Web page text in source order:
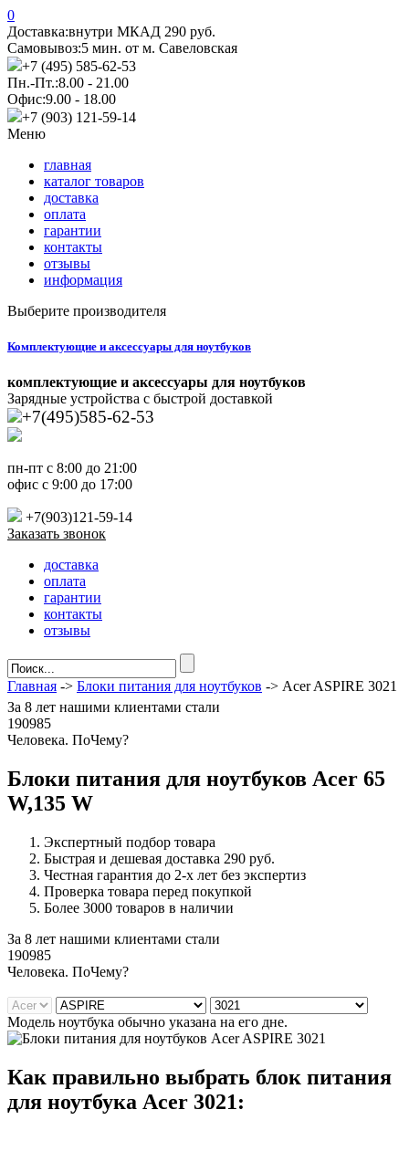
0
Доставка:внутри МКАД 290 руб.
Самовывоз:5 мин. от м. Савеловская
+7 (495) 585-62-53
Пн.-Пт.:8.00 - 21.00
Офис:9.00 - 18.00
+7 (903) 121-59-14
Меню
главная
каталог товаров
доставка
оплата
гарантии
контакты
отзывы
информация
Выберите производителя
Комплектующие и аксессуары для ноутбуков
комплектующие и аксессуары для ноутбуков
Зарядные устройства с быстрой доставкой
+7(495)585-62-53
пн-пт с 8:00 до 21:00
офис с 9:00 до 17:00
+7(903)121-59-14
Заказать звонок
доставка
оплата
гарантии
контакты
отзывы
Главная -> Блоки питания для ноутбуков -> Acer ASPIRE 3021
За 8 лет нашими клиентами стали
190985
Человека. ПоЧему?
Блоки питания для ноутбуков Acer 65
W,135 W
Экспертный подбор товара
Быстрая и дешевая доставка 290 руб.
Честная гарантия до 2-х лет без экспертиз
Проверка товара перед покупкой
Более 3000 товаров в наличии
За 8 лет нашими клиентами стали
190985
Человека. ПоЧему?
Модель ноутбука обычно указана на его дне.
Как правильно выбрать блок питания
для ноутбука Acer 3021: